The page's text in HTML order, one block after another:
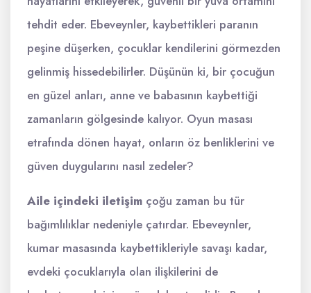
tehdit eder. Ebeveynler, kaybettikleri paranın
peşine düşerken, çocuklar kendilerini görmezden
gelinmiş hissedebilirler. Düşünün ki, bir çocuğun
en güzel anları, anne ve babasının kaybettiği
zamanların gölgesinde kalıyor. Oyun masası
etrafında dönen hayat, onların öz benliklerini ve
güven duygularını nasıl zedeler?
Aile içindeki iletişim çoğu zaman bu tür
bağımlılıklar nedeniyle çatırdar. Ebeveynler,
kumar masasında kaybettikleriyle savaşı kadar,
evdeki çocuklarıyla olan ilişkilerini de